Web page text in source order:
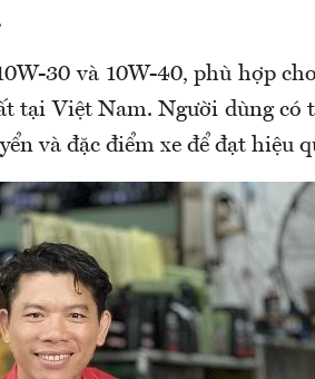
30 và 10W-40, phù hợp
tại Việt Nam. Người dùng có
và đặc điểm xe để đạt hiệu